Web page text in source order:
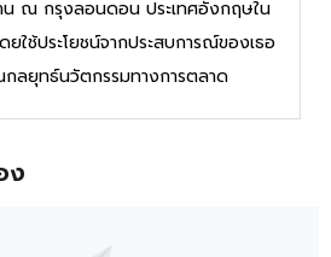
น ณ กรุงลอนดอน ประเทศอังกฤษใน
ยใช้ประโยชน์จากประสบการณ์ของเธอ
กลยุทธ์นวัตกรรมทางการตลาด
ง